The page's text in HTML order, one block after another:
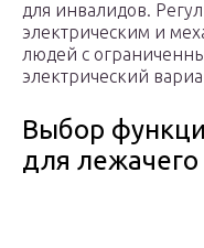
для инвалидов.
электрическим и
людей с
электрический
Выбор
для лежачего